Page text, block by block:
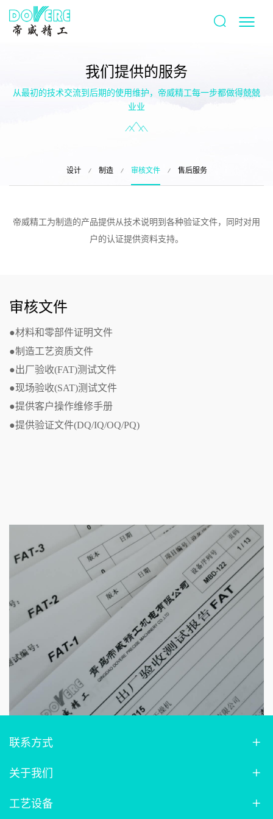
我们提供的服务
从最初的技术交流到后期的使用维护，帝威精工每一步都做得兢兢
业业
设计 制造 审核文件 售后服务
帝威精工为制造的产品提供从技术说明到各种验证文件，同时对用
户的认证提供资料支持。
审核文件
●材料和零部件证明文件
●制造工艺资质文件
●出厂验收(FAT)测试文件
●现场验收(SAT)测试文件
●提供客户操作维修手册
●提供验证文件(DQ/IQ/OQ/PQ)
联系方式
关于我们
工艺设备